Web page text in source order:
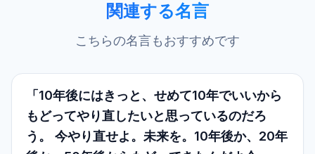
関連する名言
こちらの名言もおすすめです
「10年後にはきっと、せめて10年でいいから
もどってやり直したいと思っているのだろ
う。 今やり直せよ。未来を。10年後か、20年